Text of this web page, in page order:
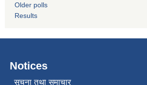
Older polls
Results
Notices
सूचना तथा समाचार